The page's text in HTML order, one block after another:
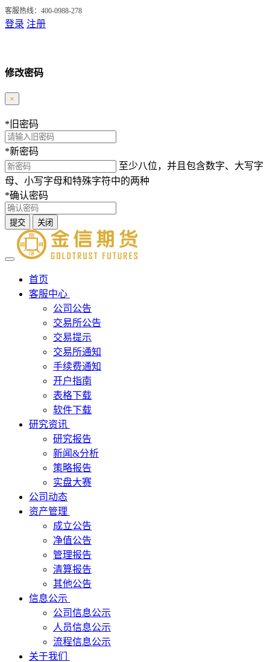
客服热线：400-0988-278
登录 注册
修改密码
×
* 旧密码
*新密码
至少八位，并且包含数字、大写字
母、小写字母和特殊字符中的两种
*确认密码
提交 关闭
首页
客服中心
公司公告
交易所公告
交易提示
交易所通知
手续费通知
开户指南
表格下载
软件下载
研究资讯
研究报告
新闻&分析
策略报告
实盘大赛
公司动态
资产管理
成立公告
净值公告
管理报告
清算报告
其他公告
信息公示
公司信息公示
人员信息公示
流程信息公示
关于我们